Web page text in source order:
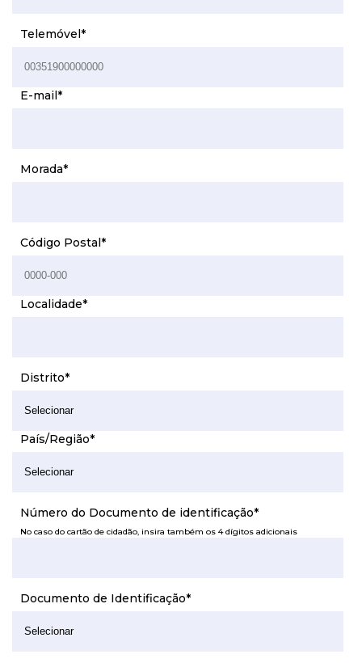
Telemóvel*
E-mail*
Morada*
Código Postal*
Localidade*
Distrito*
País/Região*
Número do Documento de identificação*
No caso do cartão de cidadão, insira também os 4 dígitos adicionais
Documento de Identificação*